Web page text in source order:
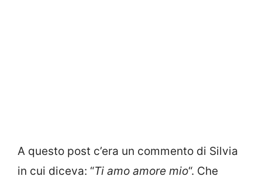
A questo post c’era un commento di Silvia
in cui diceva: “Ti amo amore mio“. Che